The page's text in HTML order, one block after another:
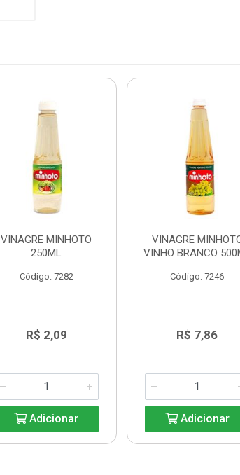
VINAGRE MINHOTO
250ML
Código: 7282
R$ 2,09
Adicionar
VINAGRE
VINHO BRANCO
Código: 7246
R$ 7,86
Adicionar